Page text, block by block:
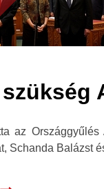
az
Schanda Balázst